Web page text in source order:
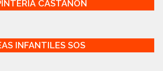
CASTAÑÓN
INFANTILES SOS